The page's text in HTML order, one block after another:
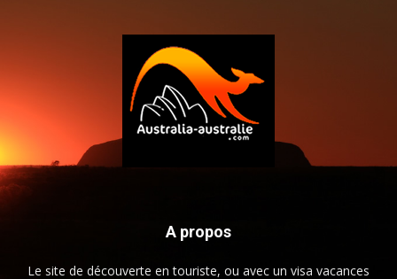
A propos
Le site de découverte en touriste, ou avec un visa vacances